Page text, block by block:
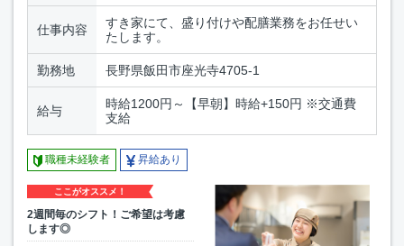
仕事内容
すき家にて、盛り付けや配膳業務をお任せい
たします。
勤務地 長野県飯田市座光寺4705-1
給与
時給1200円～【早朝】時給+150円 ※交通費
支給
職種未経験者 昇給あり
ここがオススメ！
2週間毎のシフト！ご希望は考慮
します◎